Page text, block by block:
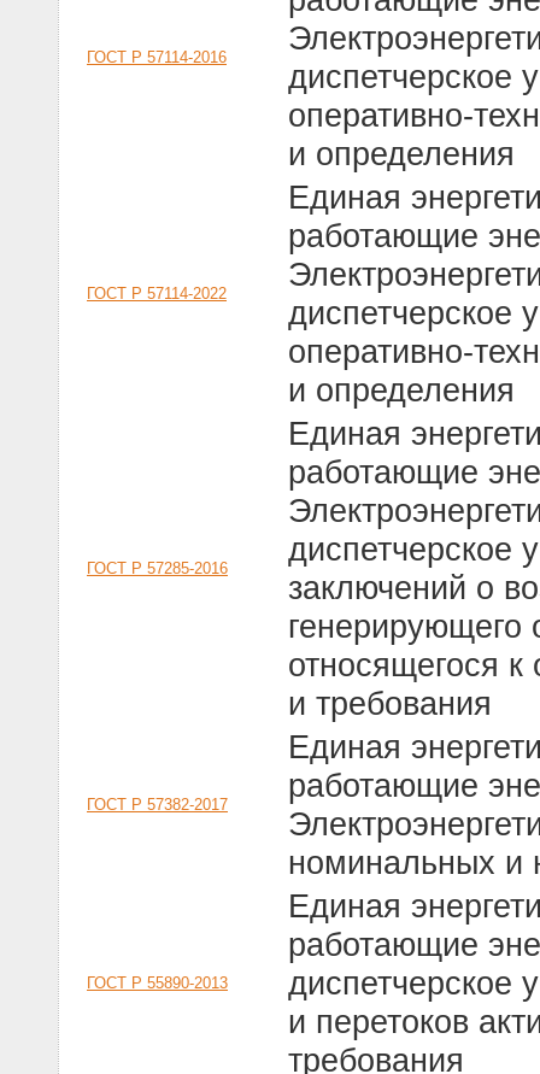
ГОСТ Р 57114-2016
диспетчерское
оперативно-
и определения
ГОСТ Р 57114-2022
Единая
работающие
диспетчерское
оперативно-
и определения
ГОСТ Р 57285-2016
Единая
работающие
диспетчерское
заключений о
генерирующего
относящегося
и требования
ГОСТ Р 57382-2017
Единая
работающие
номинальных и
ГОСТ Р 55890-2013
Единая
работающие
диспетчерское
и перетоков
требования